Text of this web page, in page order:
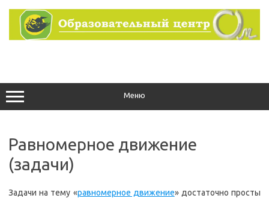
содержимому
Меню
Равномерное движение
(задачи)
Задачи на тему «равномерное движение» достаточно просты